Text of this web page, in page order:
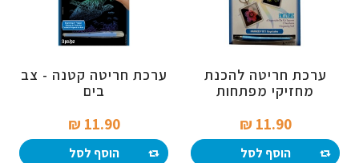
ערכת חריטה להכנת
מחזיקי מפתחות
11.90 ₪‎
הוסף לסל
ערכת חריטה קטנה - צב
בים
11.90 ₪‎
הוסף לסל